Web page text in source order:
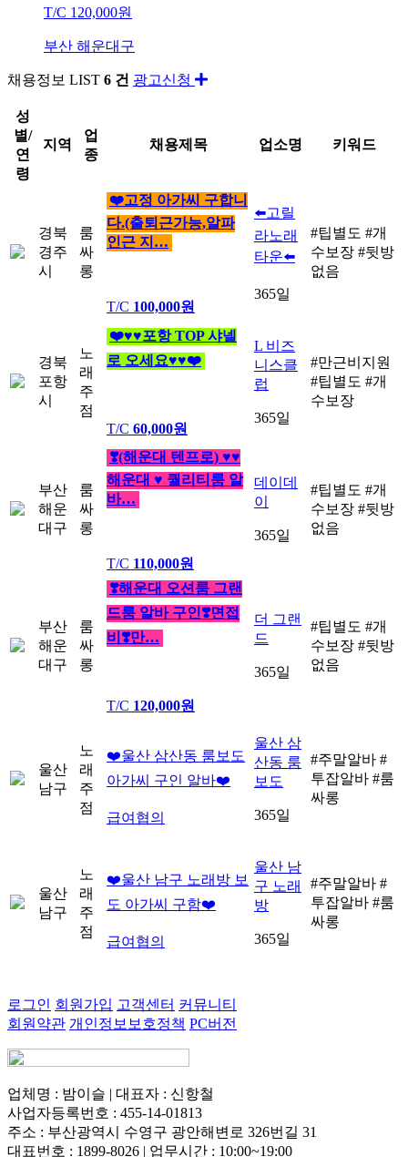
T/C 120,000원
부산 해운대구
채용정보 LIST 6 건 광고신청
성
별/
연
령
지역
업
종
채용제목 업소명 키워드
경북
경주
시
룸
싸
롱
❤️고정 아가씨 구합니
다.(출퇴근가능,알파
인근 지…
T/C 100,000원
⬅️고릴
라노래
타운⬅️
365일
#팁별도 #개
수보장 #뒷방
없음
경북
포항
시
노
래
주
점
❤️♥♥포항 TOP 샤넬
로 오세요♥♥❤️
T/C 60,000원
L 비즈
니스클
럽
365일
#만근비지원
#팁별도 #개
수보장
부산
해운
대구
룸
싸
롱
❣️(해운대 텐프로) ♥♥
해운대 ♥ 퀄리티룸 알
바…
T/C 110,000원
데이데
이
365일
#팁별도 #개
수보장 #뒷방
없음
부산
해운
대구
룸
싸
롱
❣️해운대 오션룸 그랜
드룸 알바 구인❣️면접
비❣️만…
T/C 120,000원
더 그랜
드
365일
#팁별도 #개
수보장 #뒷방
없음
울산
남구
노
래
주
점
❤️울산 삼산동 룸보도
아가씨 구인 알바❤️
급여협의
울산 삼
산동 룸
보도
365일
#주말알바 #
투잡알바 #룸
싸롱
울산
남구
노
래
주
점
❤️울산 남구 노래방 보
도 아가씨 구함❤️
급여협의
울산 남
구 노래
방
365일
#주말알바 #
투잡알바 #룸
싸롱
로그인 회원가입 고객센터 커뮤니티
회원약관 개인정보보호정책 PC버전
업체명 : 밤이슬 | 대표자 : 신항철
사업자등록번호 : 455-14-01813
주소 : 부산광역시 수영구 광안해변로 326번길 31
대표번호 : 1899-8026 | 업무시간 : 10:00~19:00